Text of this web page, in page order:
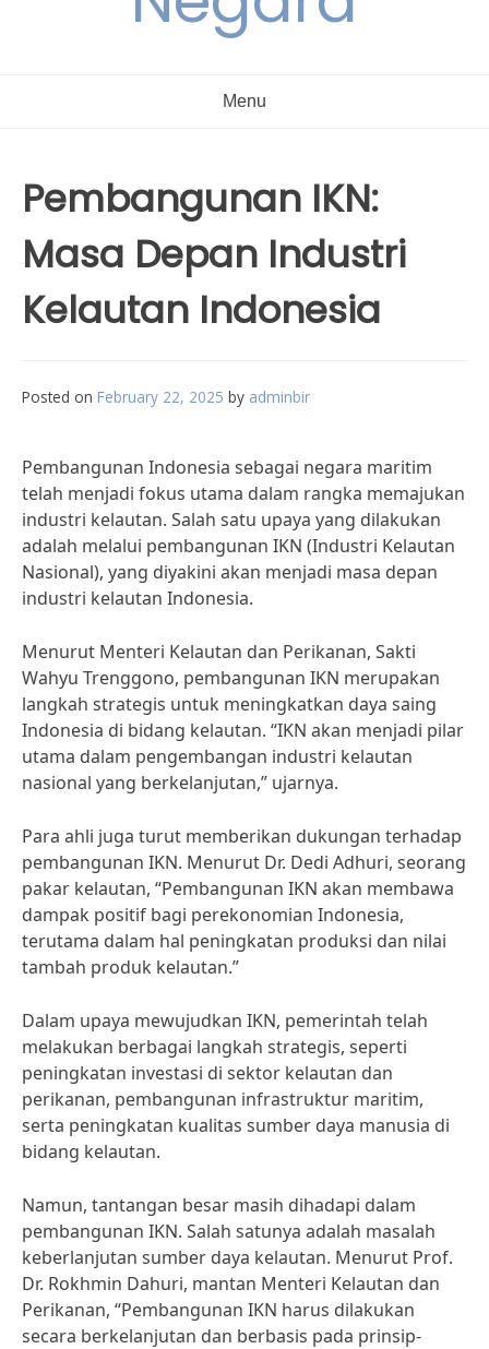
Menu
Pembangunan IKN:
Masa Depan Industri
Kelautan Indonesia
Posted on February 22, 2025 by adminbir
Pembangunan Indonesia sebagai negara maritim
telah menjadi fokus utama dalam rangka memajukan
industri kelautan. Salah satu upaya yang dilakukan
adalah melalui pembangunan IKN (Industri Kelautan
Nasional), yang diyakini akan menjadi masa depan
industri kelautan Indonesia.
Menurut Menteri Kelautan dan Perikanan, Sakti
Wahyu Trenggono, pembangunan IKN merupakan
langkah strategis untuk meningkatkan daya saing
Indonesia di bidang kelautan. “IKN akan menjadi pilar
utama dalam pengembangan industri kelautan
nasional yang berkelanjutan,” ujarnya.
Para ahli juga turut memberikan dukungan terhadap
pembangunan IKN. Menurut Dr. Dedi Adhuri, seorang
pakar kelautan, “Pembangunan IKN akan membawa
dampak positif bagi perekonomian Indonesia,
terutama dalam hal peningkatan produksi dan nilai
tambah produk kelautan.”
Dalam upaya mewujudkan IKN, pemerintah telah
melakukan berbagai langkah strategis, seperti
peningkatan investasi di sektor kelautan dan
perikanan, pembangunan infrastruktur maritim,
serta peningkatan kualitas sumber daya manusia di
bidang kelautan.
Namun, tantangan besar masih dihadapi dalam
pembangunan IKN. Salah satunya adalah masalah
keberlanjutan sumber daya kelautan. Menurut Prof.
Dr. Rokhmin Dahuri, mantan Menteri Kelautan dan
Perikanan, “Pembangunan IKN harus dilakukan
secara berkelanjutan dan berbasis pada prinsip-